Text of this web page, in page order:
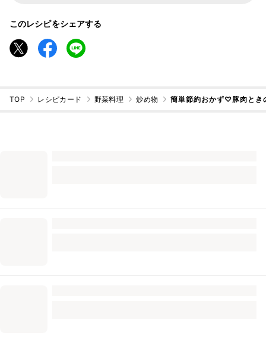
このレシピをシェアする
TOP レシピカード 野菜料理 炒め物 簡単節約おかず♡豚肉とき